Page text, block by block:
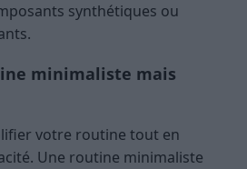
synthétiques ou
minimaliste mais
votre routine tout en
Une routine minimaliste